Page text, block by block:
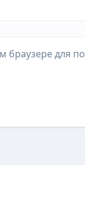
браузере для